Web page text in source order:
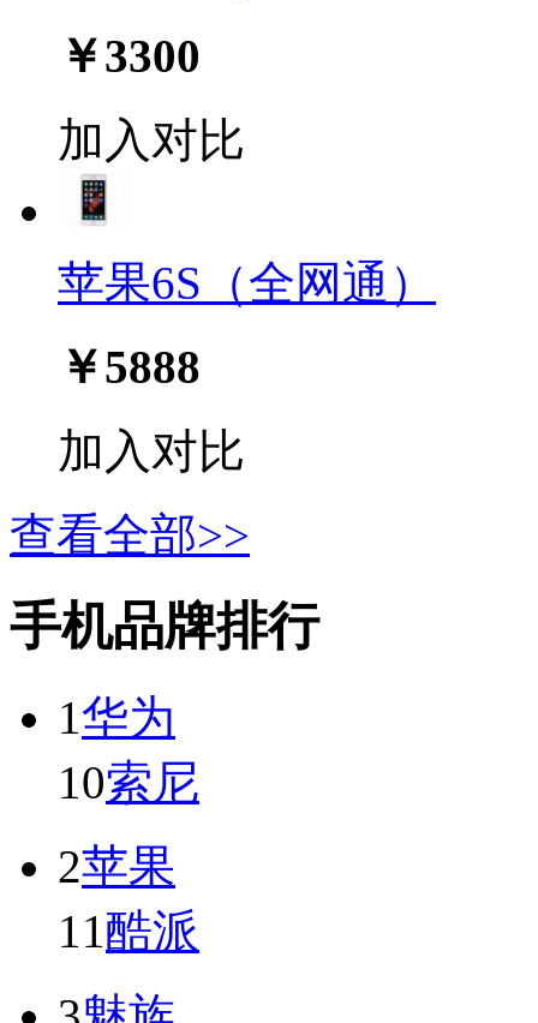
￥3300
加入对比
苹果6S（全网通）
￥5888
加入对比
查看全部>>
手机品牌排行
1华为
10索尼
2苹果
11 酷派